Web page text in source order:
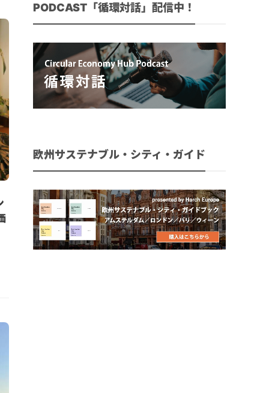
PODCAST「循環対話」配信中！
欧州サステナブル・シティ・ガイド